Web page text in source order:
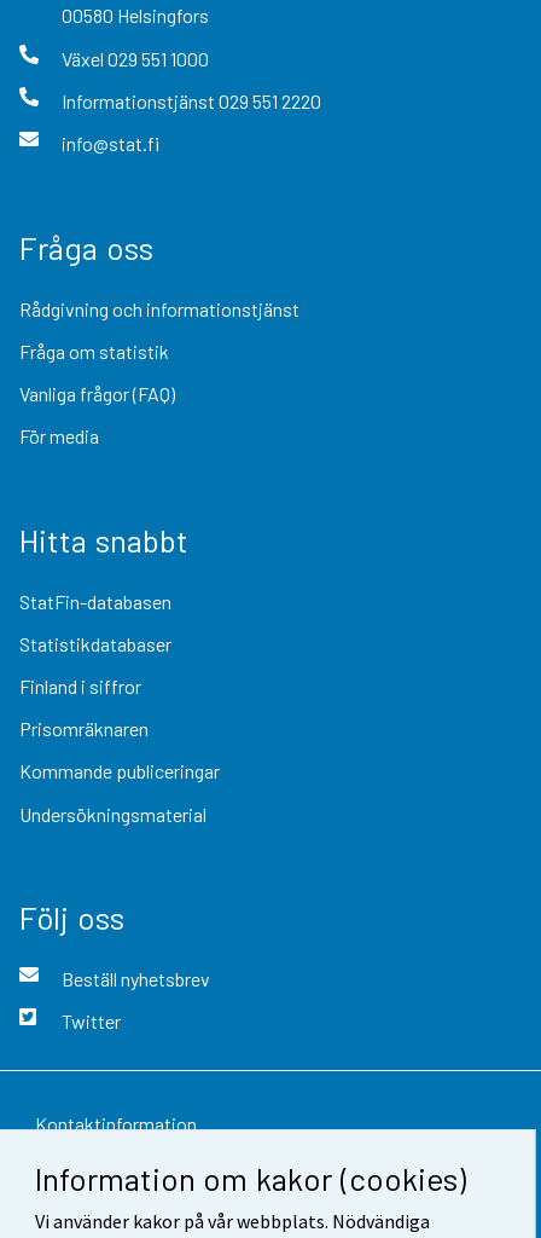
Information om kakor (cookies)
Vi använder kakor på vår webbplats. Nödvändiga
00580 Helsingfors
Växel 029 551 1000
Informationstjänst 029 551 2220
info@stat.fi
Fråga oss
Rådgivning och informationstjänst
Fråga om statistik
Vanliga frågor (FAQ)
För media
Hitta snabbt
StatFin-databasen
Statistikdatabaser
Finland i siffror
Prisomräknaren
Kommande publiceringar
Undersökningsmaterial
Följ oss
Beställ nyhetsbrev
Twitter
Kontaktinformation
Respons
Användarvillkor